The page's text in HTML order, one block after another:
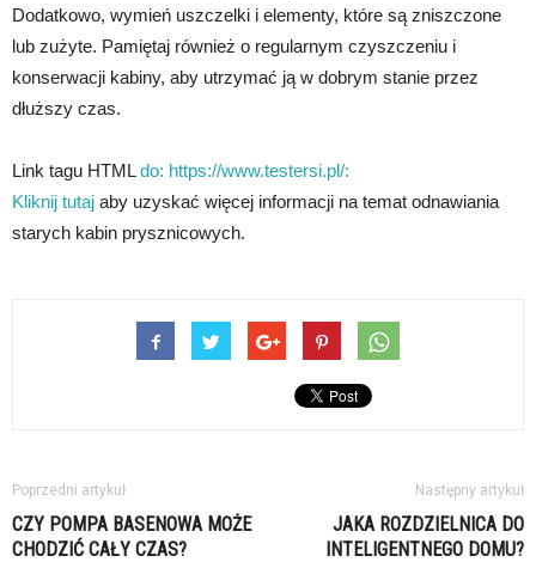
Dodatkowo, wymień uszczelki i elementy, które są zniszczone
lub zużyte. Pamiętaj również o regularnym czyszczeniu i
konserwacji kabiny, aby utrzymać ją w dobrym stanie przez
dłuższy czas.
Link tagu HTMLdo: https://www.testersi.pl/:
Kliknij tutaj aby uzyskać więcej informacji na temat odnawiania
starych kabin prysznicowych.
Poprzedni artykuł
CZY POMPA BASENOWA MOŻE
CHODZIĆ CAŁY CZAS?
Następny artykuł
JAKA ROZDZIELNICA DO
INTELIGENTNEGO DOMU?